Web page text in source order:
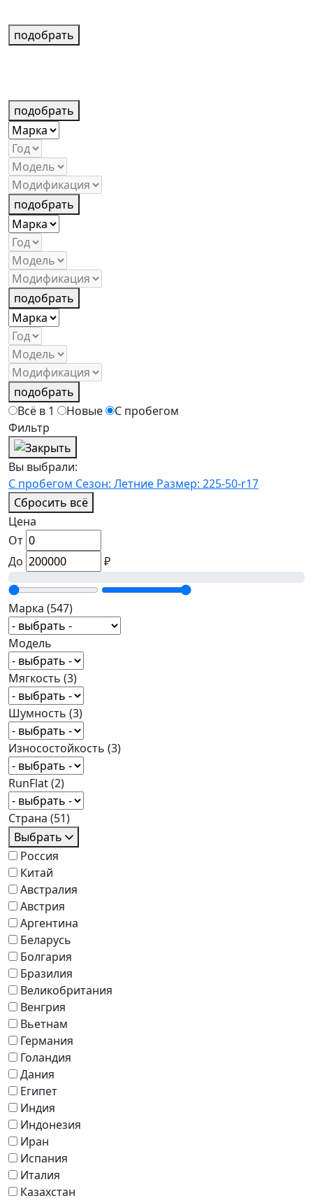
подобрать
подобрать
подобрать
подобрать
подобрать
Всё в 1
Новые
С пробегом
Фильтр
Вы выбрали:
С пробегом Сезон: Летние Размер: 225-50-r17
Сбросить всё
Цена
От
До
₽
Марка (547)
Модель
Мягкость (3)
Шумность (3)
Износостойкость (3)
RunFlat(2)
Страна (51)
Выбрать
Россия
Китай
Австралия
Австрия
Аргентина
Беларусь
Болгария
Бразилия
Великобритания
Венгрия
Вьетнам
Германия
Голандия
Дания
Египет
Индия
Индонезия
Иран
Испания
Италия
Казахстан